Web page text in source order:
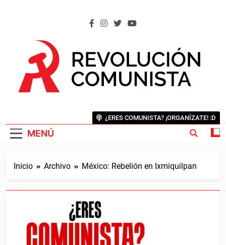
MENÚ
¿ERES COMUNISTA? ¡ORGANÍZATE! :D
Inicio Archivo México: Rebelión en Ixmiquilpan